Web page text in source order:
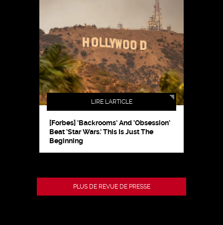
LIRE L'ARTICLE
[Forbes] ‘Backrooms’ And ‘Obsession’
Beat ‘Star Wars.’ This Is Just The
Beginning
PLUS DE REVUE DE PRESSE